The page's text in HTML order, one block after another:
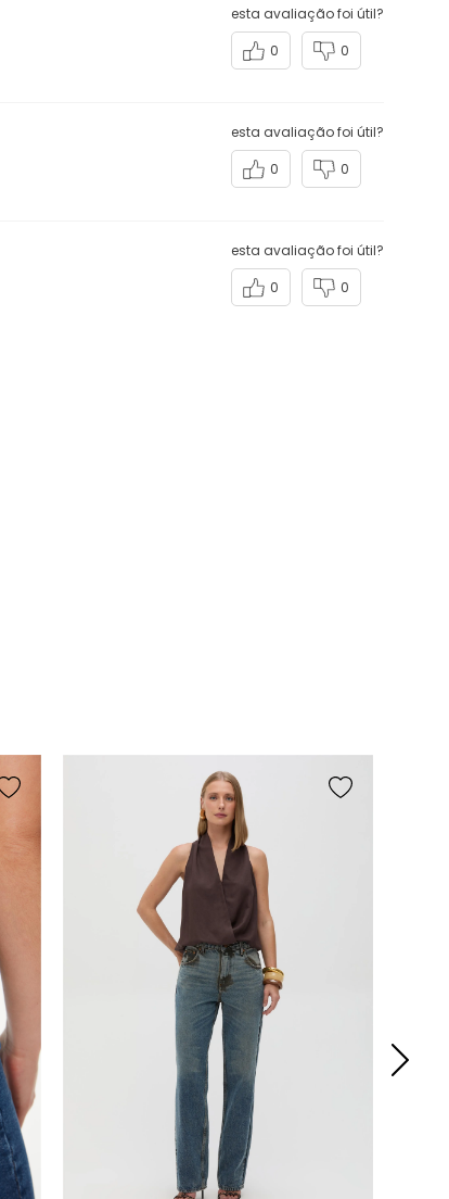
esta avaliação foi útil?
0
0
esta avaliação foi útil?
0
0
esta avaliação foi útil?
0
0